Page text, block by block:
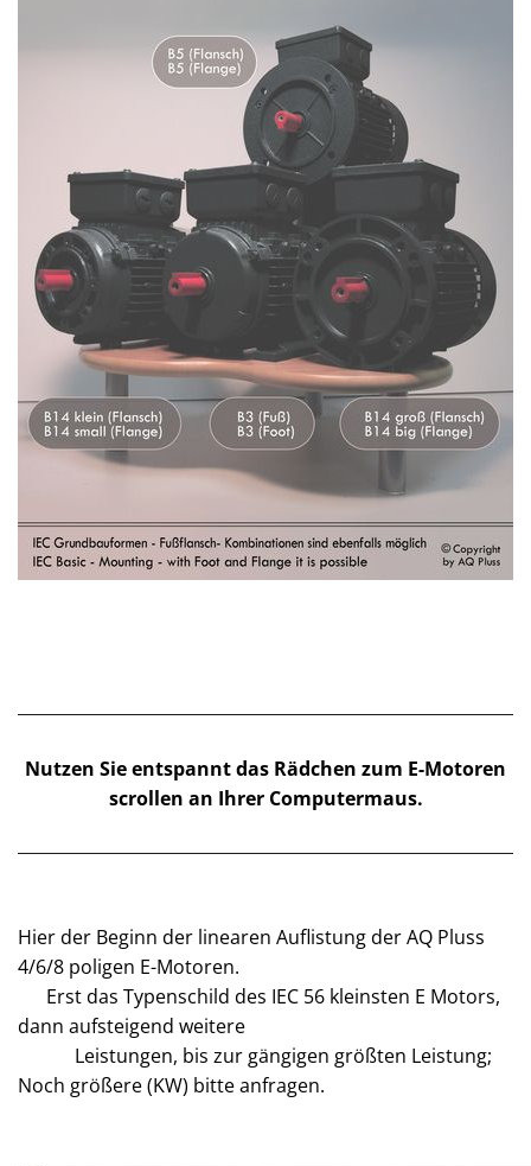
Nutzen Sie entspannt das Rädchen zum E-Motoren
scrollen an Ihrer Computermaus.
Hier der Beginn der linearen Auflistung der AQ Pluss
4/6/8 poligen E-Motoren.
Erst das Typenschild des IEC 56 kleinsten E Motors,
dann aufsteigend weitere
Leistungen, bis zur gängigen größten Leistung;
Noch größere (KW) bitte anfragen.